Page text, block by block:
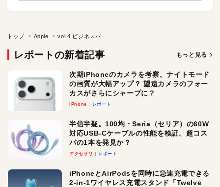
トップ Apple
レポートの新着記事 もっと見る
次期iPhoneのカメラを考察。ナイトモード
の画質が大幅アップ？ 望遠カメラのフォー
カスがさらにシャープに？
iPhone レポート
半信半疑。100均・Seria（セリア）の60W
対応USB-Cケーブルの性能を検証。超コス
パの1本を発見か？
アクセサリ レポート
iPhoneとAirPodsを同時に急速充電できる
2-in-1ワイヤレス充電スタンド「Twelve